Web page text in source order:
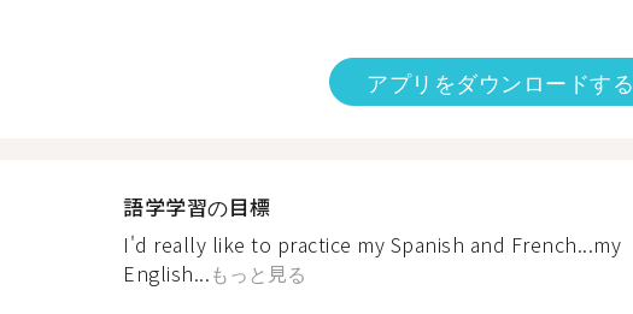
アプリをダウンロードする
語学学習の目標
I'd really like to practice my Spanish and French...my
English...もっと見る